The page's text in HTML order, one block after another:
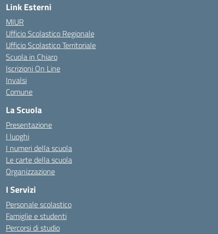
Link Esterni
MIUR
Ufficio Scolastico Regionale
Ufficio Scolastico Territoriale
Scuola in Chiaro
Iscrizioni On Line
Invalsi
Comune
La Scuola
Presentazione
I luoghi
I numeri della scuola
Le carte della scuola
Organizzazione
I Servizi
Personale scolastico
Famiglie e studenti
Percorsi di studio